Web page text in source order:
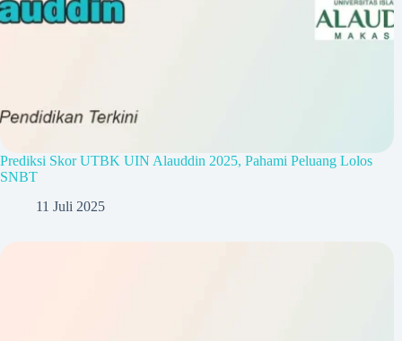
Prediksi Skor UTBK UIN Alauddin 2025, Pahami Peluang Lolos
SNBT
11 Juli 2025